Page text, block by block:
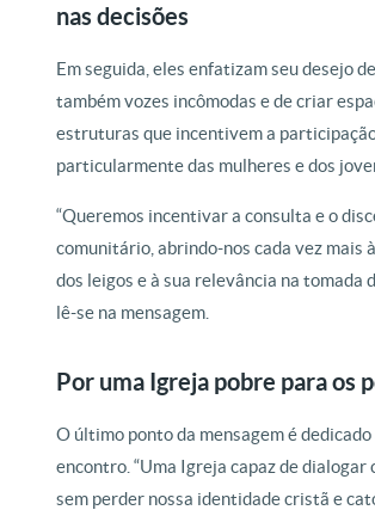
nas decisões
Em seguida, eles enfatizam seu desejo
também vozes incômodas e de criar
estruturas que incentivem a
particularmente das mulheres e dos
“Queremos incentivar a consulta e o
comunitário, abrindo-nos cada vez mais
dos leigos e à sua relevância na tomada
lê-se na mensagem.
Por uma Igreja pobre para os
O último ponto da mensagem é
encontro. “Uma Igreja capaz de dialogar
sem perder nossa identidade cristã e